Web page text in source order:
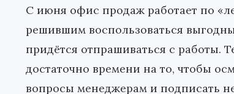
С июня офис продаж работает по
решившим воспользоваться
придётся отпрашиваться с работы.
достаточно времени на то, чтобы
вопросы менеджерам и подписать